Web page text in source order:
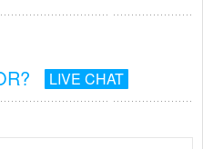
LIVE CHAT